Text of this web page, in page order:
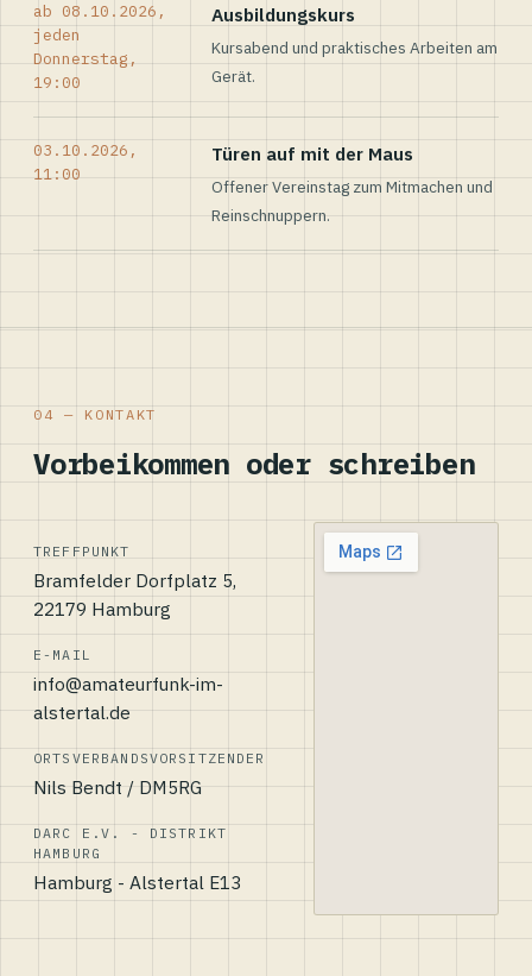
ab 08.10.2026,
jeden
Donnerstag,
19:00
Ausbildungskurs
Kursabend und praktisches Arbeiten am
Gerät.
03.10.2026,
11:00
Türen auf mit der Maus
Offener Vereinstag zum Mitmachen und
Reinschnuppern.
04 — KONTAKT
Vorbeikommen oder schreiben
TREFFPUNKT
Bramfelder Dorfplatz 5,
22179 Hamburg
E-MAIL
info@amateurfunk-im-
alstertal.de
ORTSVERBANDSVORSITZENDER
Nils Bendt / DM5RG
DARC E.V. - DISTRIKT
HAMBURG
Hamburg - Alstertal E13